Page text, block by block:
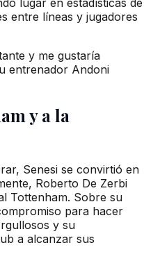
lugar en estadísticas de
entre líneas y jugadores
y me gustaría
entrenador Andoni
y a la
Senesi se convirtió en
Roberto De Zerbi
Tottenham. Sobre su
para hacer
y su
a alcanzar sus